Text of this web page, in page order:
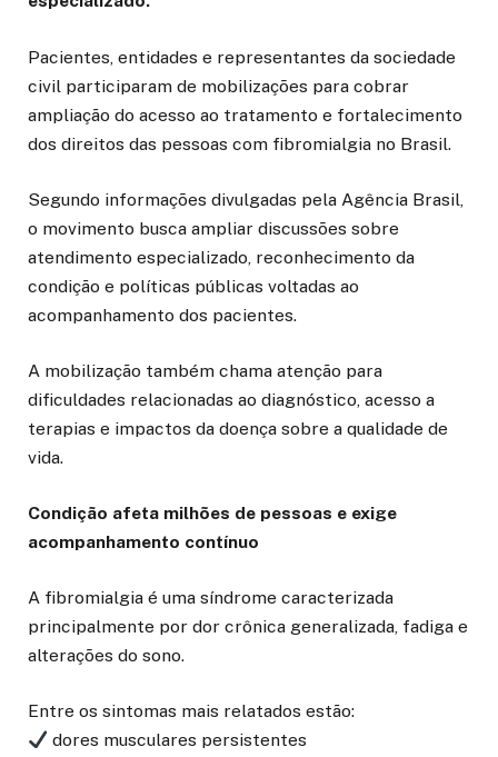
Pacientes, entidades e representantes da sociedade
civil participaram de mobilizações para cobrar
ampliação do acesso ao tratamento e fortalecimento
dos direitos das pessoas com fibromialgia no Brasil.
Segundo informações divulgadas pela Agência Brasil,
o movimento busca ampliar discussões sobre
atendimento especializado, reconhecimento da
condição e políticas públicas voltadas ao
acompanhamento dos pacientes.
A mobilização também chama atenção para
dificuldades relacionadas ao diagnóstico, acesso a
terapias e impactos da doença sobre a qualidade de
vida.
Condição afeta milhões de pessoas e exige
acompanhamento contínuo
A fibromialgia é uma síndrome caracterizada
principalmente por dor crônica generalizada, fadiga e
alterações do sono.
Entre os sintomas mais relatados estão:
dores musculares persistentes